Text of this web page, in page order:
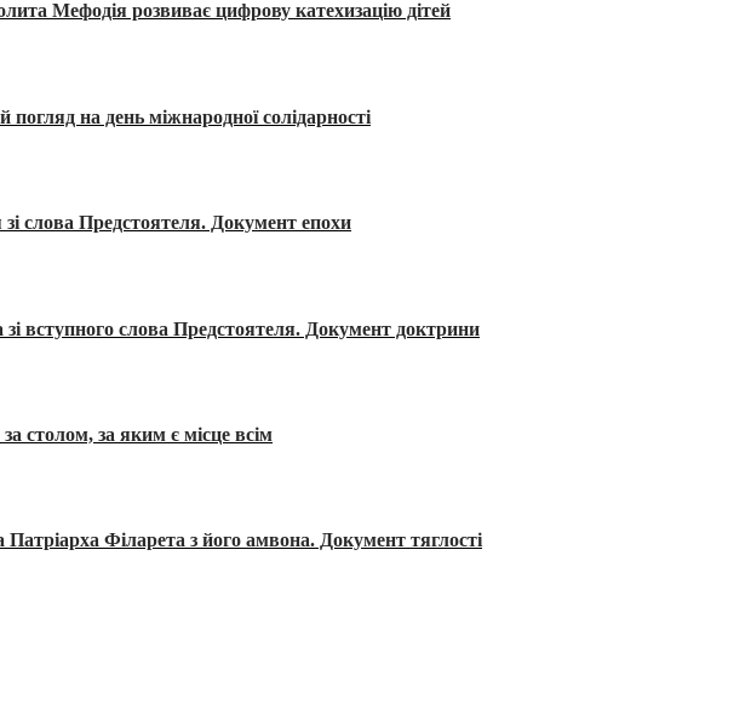
Мефодія розвиває цифрову катехизацію дітей
погляд на день міжнародної солідарності
зі слова Предстоятеля. Документ епохи
вступного слова Предстоятеля. Документ доктрини
столом, за яким є місце всім
Філарета з його амвона. Документ тяглості